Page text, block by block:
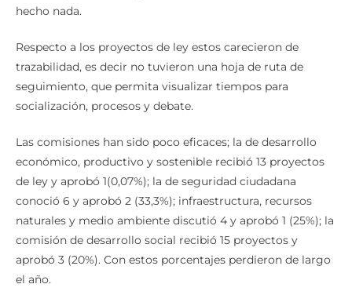
hecho nada.
Respecto a los proyectos de ley estos carecieron de
trazabilidad, es decir no tuvieron una hoja de ruta de
seguimiento, que permita visualizar tiempos para
socialización, procesos y debate.
Las comisiones han sido poco eficaces; la de desarrollo
económico, productivo y sostenible recibió 13 proyectos
de ley y aprobó 1(0,07%); la de seguridad ciudadana
conoció 6 y aprobó 2 (33,3%); infraestructura, recursos
naturales y medio ambiente discutió 4 y aprobó 1 (25%); la
comisión de desarrollo social recibió 15 proyectos y
aprobó 3 (20%). Con estos porcentajes perdieron de largo
el año.